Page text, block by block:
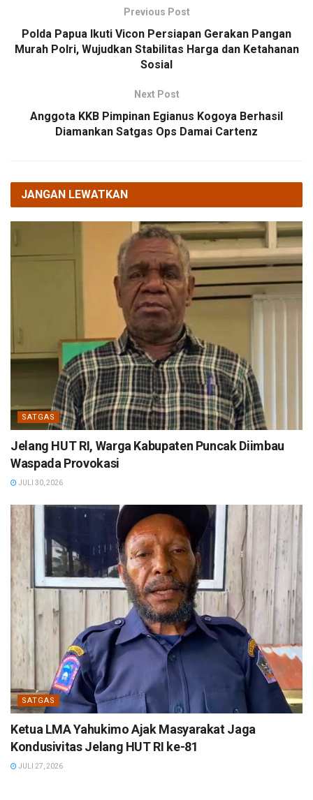
Previous Post
Polda Papua Ikuti Vicon Persiapan Gerakan Pangan
Murah Polri, Wujudkan Stabilitas Harga dan Ketahanan
Sosial
Next Post
Anggota KKB Pimpinan Egianus Kogoya Berhasil
Diamankan Satgas Ops Damai Cartenz
JANGAN LEWATKAN
SATGAS
Jelang HUT RI, Warga Kabupaten Puncak Diimbau
Waspada Provokasi
JULI 30, 2026
SATGAS
Ketua LMA Yahukimo Ajak Masyarakat Jaga
Kondusivitas Jelang HUT RI ke-81
JULI 27, 2026